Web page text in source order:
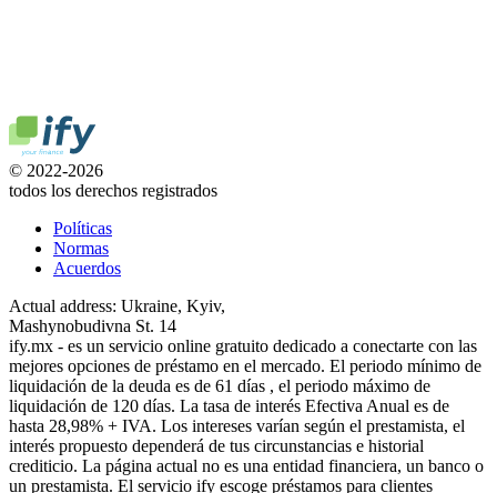
© 2022-2026
todos los derechos registrados
Políticas
Normas
Acuerdos
Actual address: Ukraine, Kyiv,
Mashynobudivna St. 14
ify.mx - es un servicio online gratuito dedicado a conectarte con las
mejores opciones de préstamo en el mercado. El periodo mínimo de
liquidación de la deuda es de 61 días , el periodo máximo de
liquidación de 120 días. La tasa de interés Efectiva Anual es de
hasta 28,98% + IVA. Los intereses varían según el prestamista, el
interés propuesto dependerá de tus circunstancias e historial
crediticio. La página actual no es una entidad financiera, un banco o
un prestamista. El servicio ify escoge préstamos para clientes